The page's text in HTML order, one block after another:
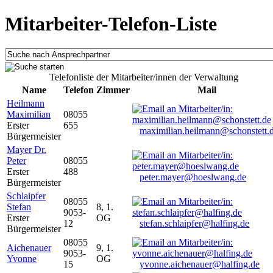
Mitarbeiter-Telefon-Liste
Telefonliste der Mitarbeiter/innen der Verwaltung
Name
Telefon Zimmer
Mail
Heilmann
Maximilian
Erster
Bürgermeister
08055
655
Mayer Dr.
Peter
Erster
Bürgermeister
08055
488
peter.mayer@hoeslwang.de
Schlaipfer
Stefan
Erster
Bürgermeister
08055
9053-
12
8, 1.
OG
stefan.schlaipfer@halfing.de
Aichenauer
Yvonne
08055
9053-
15
9, 1.
OG
yvonne.aichenauer@halfing.de